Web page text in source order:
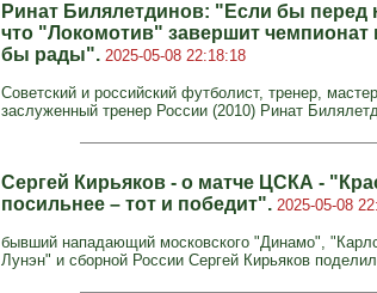
Ринат Билялетдинов: "Если бы перед
что "Локомотив" завершит чемпионат
бы рады". 2025-05-08 22:18:18
Советский и российский футболист, тренер,
заслуженный тренер России (2010) Ринат
Сергей Кирьяков - о матче ЦСКА -
посильнее – тот и победит". 2025-05-08
бывший нападающий московского "Динамо",
Лунэн" и сборной России Сергей Кирьяков